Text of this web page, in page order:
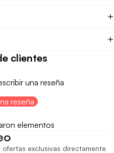
clientes
una reseña
reseña
elementos
exclusivas directamente